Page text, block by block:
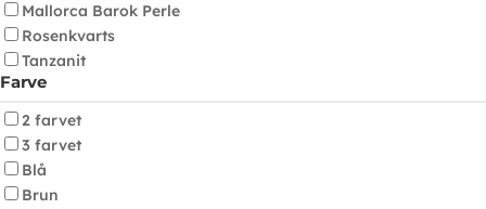
Mallorca Barok Perle
Rosenkvarts
Tanzanit
Farve
2 farvet
3 farvet
Blå
Brun